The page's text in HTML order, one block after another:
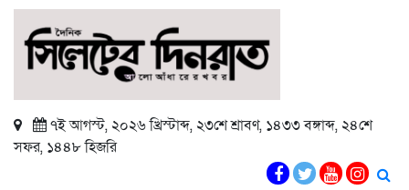
৭ই আগস্ট, ২০২৬ খ্রিস্টাব্দ, ২৩শে শ্রাবণ, ১৪৩৩ বঙ্গাব্দ, ২৪শে
সফর, ১৪৪৮ হিজরি